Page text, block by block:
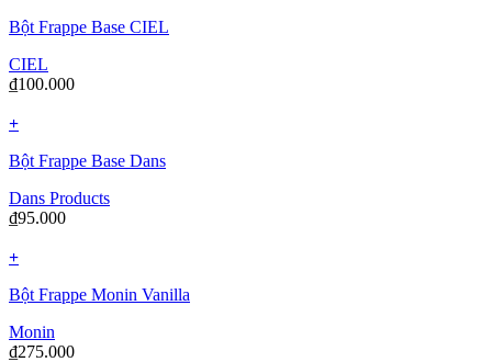
Bột Frappe Base CIEL
CIEL
₫100.000
+
Bột Frappe Base Dans
Dans Products
₫95.000
+
Bột Frappe Monin Vanilla
Monin
₫275.000